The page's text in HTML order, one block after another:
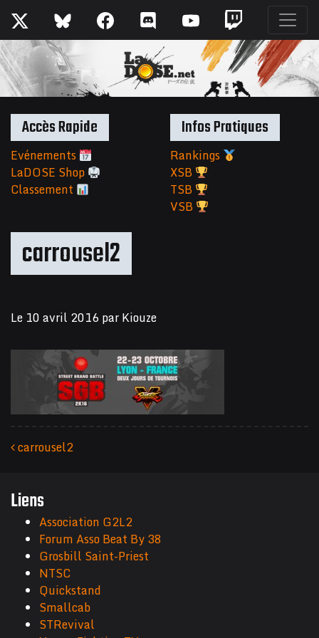
carrousel2
Le 10 avril 2016parKiouze
carrousel2
Accès Rapide
Evénements
LaDOSE Shop
Classement
Infos Pratiques
Rankings
XSB
TSB
VSB
Liens
Association G2L2
Forum Asso Beat By 38
Grosbill Saint-Priest
NTSC
Quickstand
Smallcab
STRevival